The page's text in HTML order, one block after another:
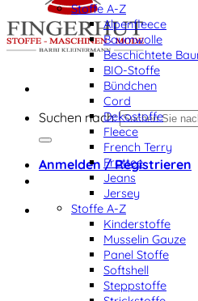
Suchen nach:
Anmelden / Registrieren
Stoffe A-Z
Alpenfleece
Baumwolle
Beschichtete
BIO-Stoffe
Bündchen
Cord
Dekostoffe
Fleece
French Terry
Frottee
Jeans
Jersey
Stoffe A-Z
Kinderstoffe
Musselin Gauze
Panel Stoffe
Softshell
Steppstoffe